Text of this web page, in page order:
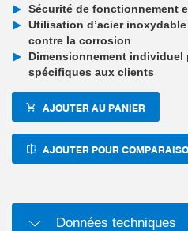
Sécurité de fonctionnement
Utilisation d’acier
contre la corrosion
Dimensionnement
spécifiques aux clients
AJOUTER AU PANIER
AJOUTER POUR
Données techniques